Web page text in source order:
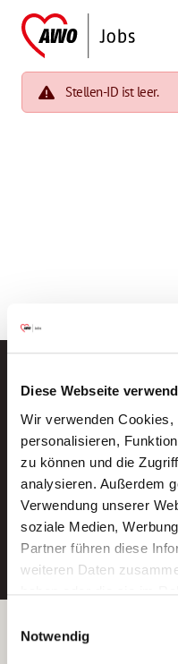
Diese Webseite
Wir verwenden
personalisieren,
zu können und die
analysieren. Außerdem
Verwendung unserer
soziale Medien,
Partner führen diese
weiteren Daten
Wenn Sie auf „Cookies
Sie der Speicherung
Notwendig
Stellen-ID ist leer.
Neue
Ein
E-Mail-
Betreiber der Webseite